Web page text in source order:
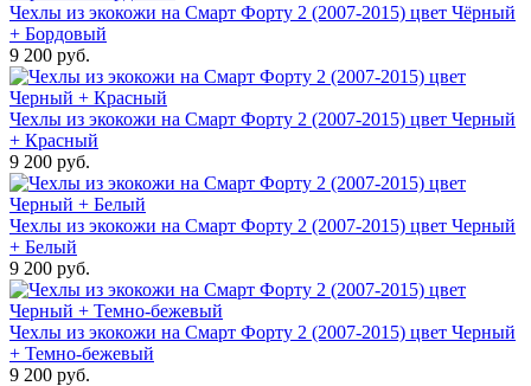
Чехлы из экокожи на Смарт Форту 2 (2007-2015) цвет Чёрный
+ Бордовый
9 200 руб.
Чехлы из экокожи на Смарт Форту 2 (2007-2015) цвет Черный
+ Красный
9 200 руб.
Чехлы из экокожи на Смарт Форту 2 (2007-2015) цвет Черный
+ Белый
9 200 руб.
Чехлы из экокожи на Смарт Форту 2 (2007-2015) цвет Черный
+ Темно-бежевый
9 200 руб.